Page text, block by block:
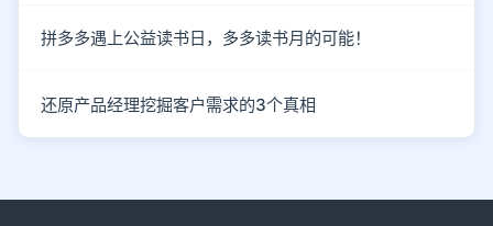
拼多多遇上公益读书日，多多读书月的可能！
还原产品经理挖掘客户需求的3个真相